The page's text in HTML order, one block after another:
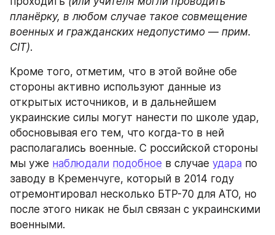
планёрку, в любом случае такое совмещение
военных и гражданских недопустимо — прим.
CIT).
Кроме того, отметим, что в этой войне обе
стороны активно используют данные из
открытых источников, и в дальнейшем
украинские силы могут нанести по школе удар,
обосновывая его тем, что когда-то в ней
располагались военные. С российской стороны
мы уже наблюдали подобное в случае удара по
заводу в Кременчуге, который в 2014 году
отремонтировал несколько БТР-70 для АТО, но
после этого никак не был связан с украинскими
военными.